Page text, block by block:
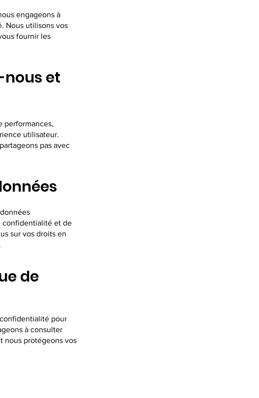
engageons à
Nous utilisons vos
fournir les
nous et
performances,
utilisateur.
pas avec
confidentialité et de
sur vos droits en
de
pour
à consulter
nous protégeons vos